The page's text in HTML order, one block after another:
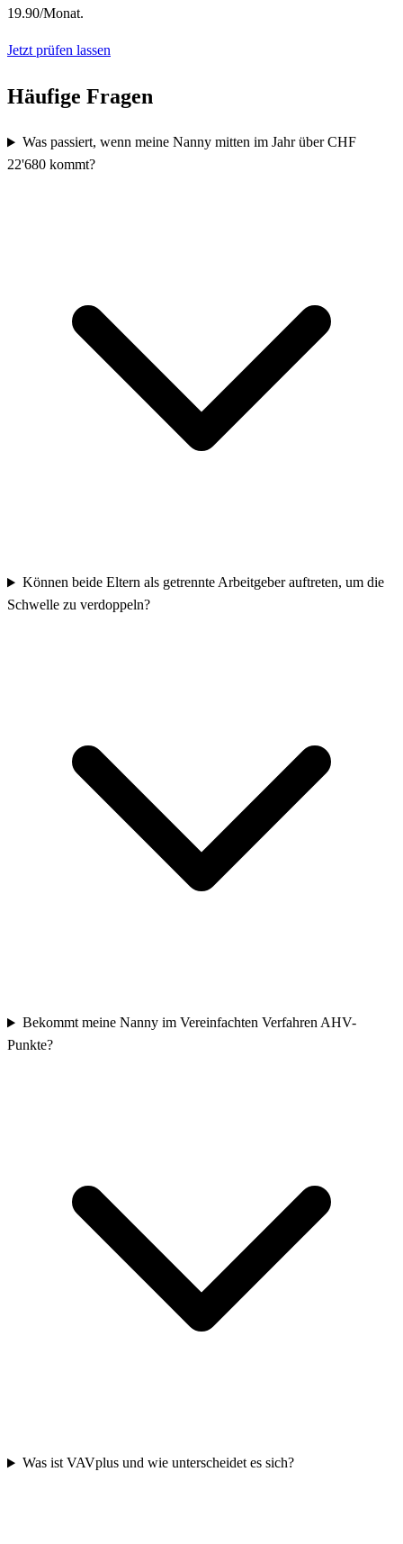
19.90/Monat.
Jetzt prüfen lassen
Häufige Fragen
Was passiert, wenn meine Nanny mitten im Jahr über CHF
22'680 kommt?
Können beide Eltern als getrennte Arbeitgeber auftreten, um die
Schwelle zu verdoppeln?
Bekommt meine Nanny im Vereinfachten Verfahren AHV-
Punkte?
Was ist VAVplus und wie unterscheidet es sich?